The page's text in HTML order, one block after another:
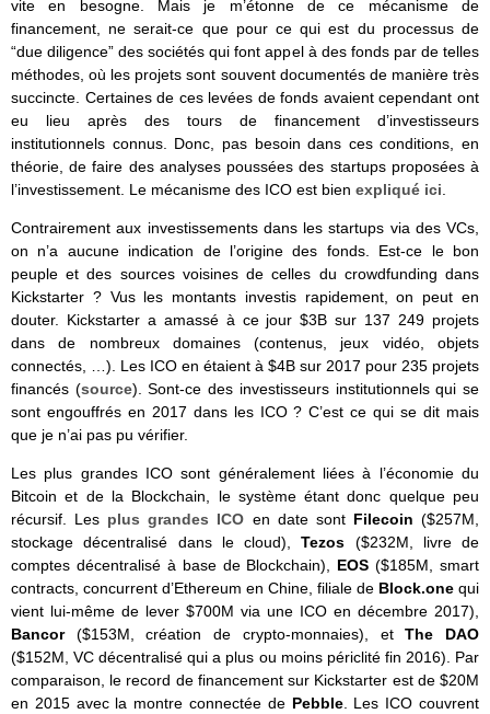
vite en besogne. Mais je m’étonne de ce mécanisme de
financement, ne serait-ce que pour ce qui est du processus de
“due diligence” des sociétés qui font appel à des fonds par de telles
méthodes, où les projets sont souvent documentés de manière très
succincte. Certaines de ces levées de fonds avaient cependant ont
eu lieu après des tours de financement d’investisseurs
institutionnels connus. Donc, pas besoin dans ces conditions, en
théorie, de faire des analyses poussées des startups proposées à
l’investissement. Le mécanisme des ICO est bien expliqué ici.
Contrairement aux investissements dans les startups via des VCs,
on n’a aucune indication de l’origine des fonds. Est-ce le bon
peuple et des sources voisines de celles du crowdfunding dans
Kickstarter ? Vus les montants investis rapidement, on peut en
douter. Kickstarter a amassé à ce jour $3B sur 137 249 projets
dans de nombreux domaines (contenus, jeux vidéo, objets
connectés, …). Les ICO en étaient à $4B sur 2017 pour 235 projets
financés (source). Sont-ce des investisseurs institutionnels qui se
sont engouffrés en 2017 dans les ICO ? C’est ce qui se dit mais
que je n’ai pas pu vérifier.
Les plus grandes ICO sont généralement liées à l’économie du
Bitcoin et de la Blockchain, le système étant donc quelque peu
récursif. Les plus grandes ICO en date sont Filecoin ($257M,
stockage décentralisé dans le cloud),Tezos ($232M, livre de
comptes décentralisé à base de Blockchain), EOS ($185M, smart
contracts, concurrent d’Ethereum en Chine, filiale de Block.one qui
vient lui-même de lever $700M via une ICO en décembre 2017),
Bancor($153M, création de crypto-monnaies), etThe DAO
($152M, VC décentralisé qui a plus ou moins périclité fin 2016). Par
comparaison, le record de financement sur Kickstarter est de $20M
en 2015 avec la montre connectée de Pebble. Les ICO couvrent